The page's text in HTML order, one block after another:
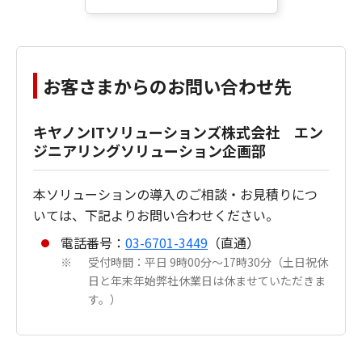
お客さまからのお問い合わせ先
キヤノンITソリューションズ株式会社 エン
ジニアリングソリューション企画部
本ソリューションの導入のご相談・お見積りにつ
いては、下記よりお問い合わせください。
電話番号： 03-6701-3449 （直通）
※
受付時間：平日 9時00分～17時30分（土日祝休
日と年末年始弊社休業日は休ませていただきま
す。）